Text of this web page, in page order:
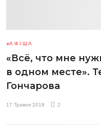
АФІША
«Всё, что мне
в одном месте».
Гончарова
17 Травня 2018 2